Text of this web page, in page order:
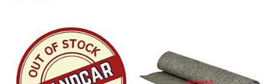
HINZUFÜGEN
HINZUFÜGEN